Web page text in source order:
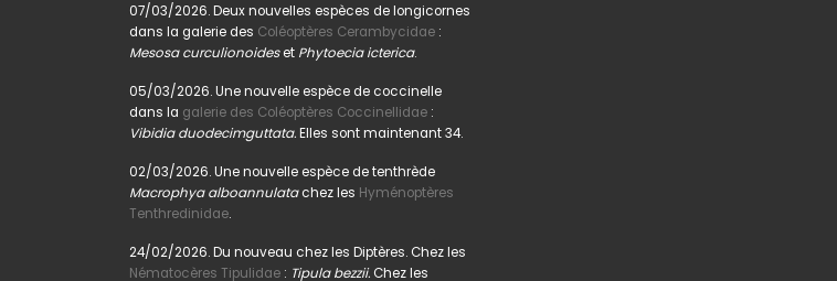
07/03/2026. Deux nouvelles espèces de longicornes
dans la galerie des Coléoptères Cerambycidae :
Mesosa curculionoideset Phytoecia icterica.
05/03/2026. Une nouvelle espèce de coccinelle
dans la galerie des Coléoptères Coccinellidae :
Vibidia duodecimguttata.Elles sont maintenant 34.
02/03/2026. Une nouvelle espèce de tenthrède
Macrophya alboannulatachez les Hyménoptères
Tenthredinidae.
24/02/2026. Du nouveau chez les Diptères. Chez les
Nématocères Tipulidae : Tipula bezzii. Chez les